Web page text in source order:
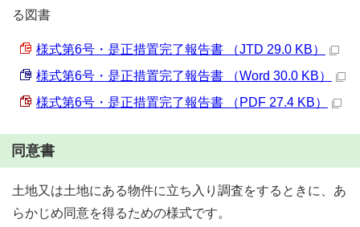
る図書
様式第6号・是正措置完了報告書 （JTD 29.0 KB）
様式第6号・是正措置完了報告書 （Word 30.0 KB）
様式第6号・是正措置完了報告書 （PDF 27.4 KB）
同意書
土地又は土地にある物件に立ち入り調査をするときに、あ
らかじめ同意を得るための様式です。